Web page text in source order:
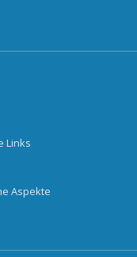
Links
Aspekte